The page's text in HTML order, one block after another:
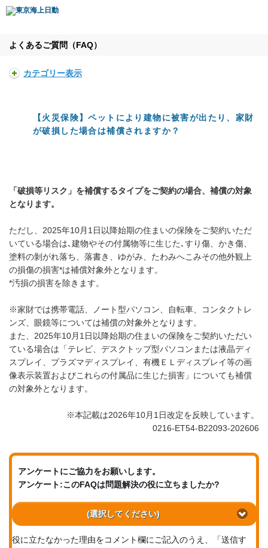
よくあるご質問（FAQ）
カテゴリー表示
【火災保険】ペットにより建物に被害が出たり、家財
が破損した場合は補償されますか？
「破損等リスク」を補償するタイプをご契約の場合、補償の対象
となります。
ただし、2025年10月1日以降始期の住まいの保険をご契約いただ
いている場合は､建物やその付属物等に生じた､すり傷、かき傷、
塗料の剝がれ落ち、落書き、ゆがみ、たわみへこみその他外観上
の損傷の損害*は補償対象外となります。
*汚損の損害を除きます。
※家財では携帯電話、ノート型パソコン、自転車、コンタクトレ
ンズ、眼鏡等については補償の対象外となります。
また、2025年10月1日以降始期の住まいの保険をご契約いただい
ている場合は「テレビ、デスクトップ型パソコンまたは液晶ディ
スプレイ、プラズマディスプレイ、有機ＥＬディスプレイ等の画
像表示装置およびこれらの付属品に生じた損害」についても補償
の対象外となります。
※本記載は2026年10月1日改定を反映しています。
0216-ET54-B22093-202606
アンケートにご協力をお願いします。
アンケート:このFAQは問題解決の役に立ちましたか?
(選択してください)
役に立たなかった理由をコメント欄にご記入のうえ、「送信す